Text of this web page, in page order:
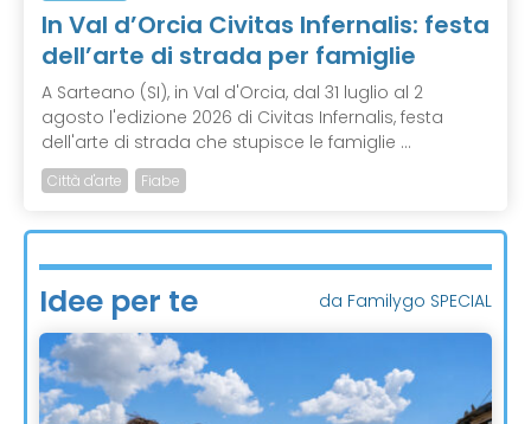
In Val d’Orcia Civitas Infernalis: festa
dell’arte di strada per famiglie
A Sarteano (SI), in Val d'Orcia, dal 31 luglio al 2
agosto l'edizione 2026 di Civitas Infernalis, festa
dell'arte di strada che stupisce le famiglie ...
Città d'arte Fiabe
Idee per te da Familygo SPECIAL